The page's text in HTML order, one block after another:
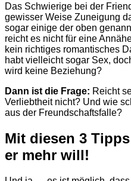
Das Schwierige bei der
gewisser Weise Zuneigung
sogar einige der oben
reicht es nicht für eine
kein richtiges romantisches
habt vielleicht sogar Sex,
wird keine Beziehung?
Dann ist die Frage: Reicht
Verliebtheit nicht? Und wie
aus der Freundschaftsfalle?
Mit diesen 3
er mehr will!